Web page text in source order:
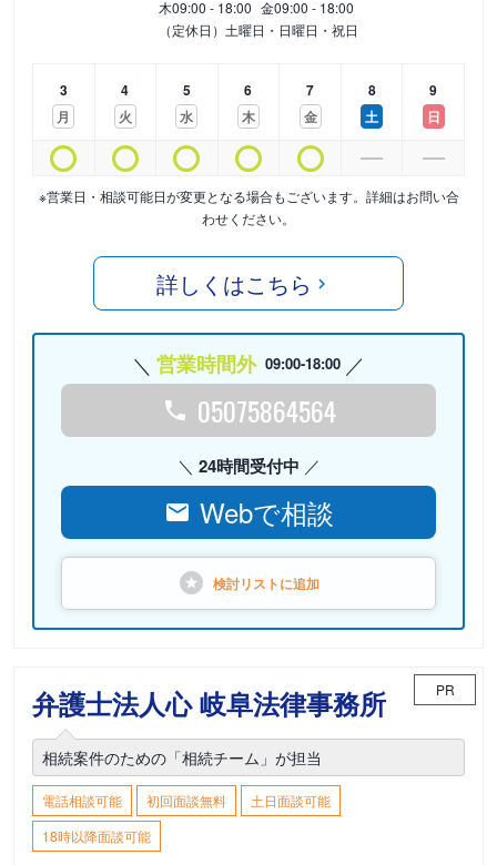
木09:00 - 18:00 金09:00 - 18:00
（定休日）土曜日・日曜日・祝日
3
月
4
火
5
水
6
木
7
金
8
土
9
日
※営業日・相談可能日が変更となる場合もございます。詳細はお問い合
わせください。
詳しくはこちら
営業時間外 09:00-18:00
05075864564
24時間受付中
Webで相談
検討リストに追加
弁護士法人心 岐阜法律事務所 PR
相続案件のための「相続チーム」が担当
電話相談可能 初回面談無料
土日面談可能
18時以降面談可能